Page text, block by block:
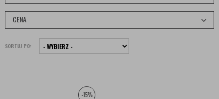
CENA
SORTUJ PO:
-15%